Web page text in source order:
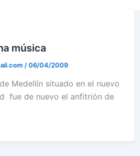
música
/06/04/2009
Medellín situado en el nuevo
fue de nuevo el anfitrión de